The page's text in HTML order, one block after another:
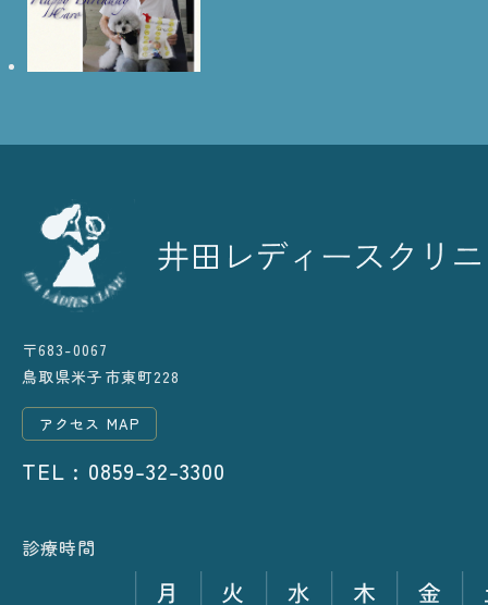
〒683-0067
鳥取県米子市東町228
アクセス MAP
TEL : 0859-32-3300
診療時間